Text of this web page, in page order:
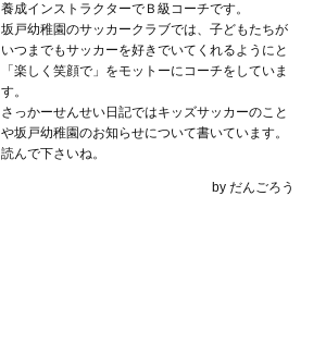
養成インストラクターでＢ級コーチです。
坂戸幼稚園のサッカークラブでは、子どもたちが
いつまでもサッカーを好きでいてくれるようにと
「楽しく笑顔で」をモットーにコーチをしていま
す。
さっかーせんせい日記ではキッズサッカーのこと
や坂戸幼稚園のお知らせについて書いています。
読んで下さいね。
by だんごろう